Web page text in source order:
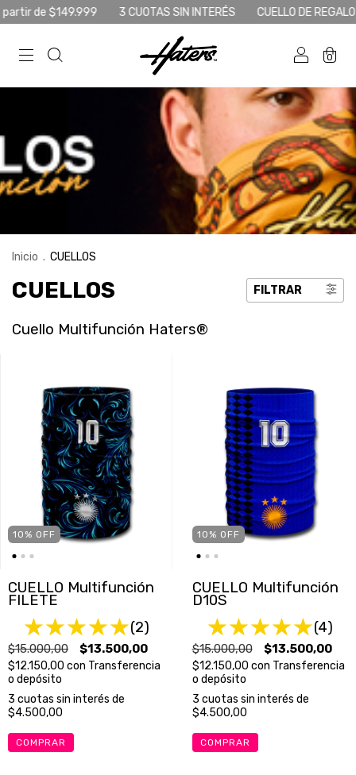
de $149.999 3 CUOTAS SIN INTERÉS CUELLO DE REGALO
0
Inicio . CUELLOS
CUELLOS FILTRAR
Cuello Multifunción Haters®
10 % OFF
CUELLO Multifunción
FILETE
(2)
$15.000,00 $13.500,00
$12.150,00 con Transferencia
o depósito
3 cuotas sin interés de
$4.500,00
10 % OFF
CUELLO Multifunción
D10S
(4)
$15.000,00 $13.500,00
$12.150,00 con Transferencia
o depósito
3 cuotas sin interés de
$4.500,00